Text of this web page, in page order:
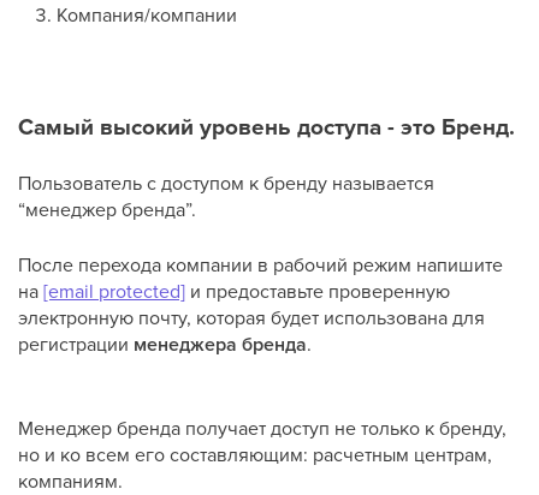
Компания/компании
Самый высокий уровень доступа - это Бренд.
Пользователь с доступом к бренду называется
“менеджер бренда”.
После перехода компании в рабочий режим напишите
на[email protected] и предоставьте проверенную
электронную почту, которая будет использована для
регистрации менеджера бренда.
Менеджер бренда получает доступ не только к бренду,
но и ко всем его составляющим: расчетным центрам,
компаниям.